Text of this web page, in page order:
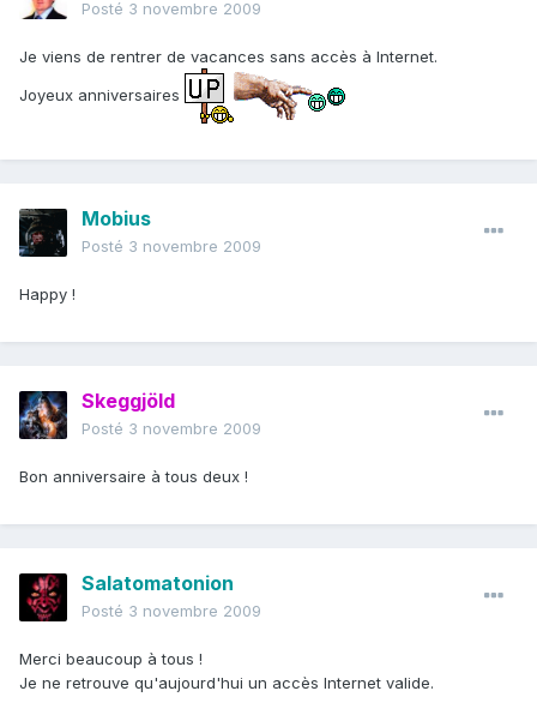
Posté 3 novembre 2009
Je viens de rentrer de vacances sans accès à Internet.
Joyeux anniversaires
Mobius
Posté 3 novembre 2009
Happy !
Skeggjöld
Posté 3 novembre 2009
Bon anniversaire à tous deux !
Salatomatonion
Posté 3 novembre 2009
Merci beaucoup à tous !
Je ne retrouve qu'aujourd'hui un accès Internet valide.